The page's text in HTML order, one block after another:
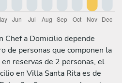
Chef a Domicilio depende
de personas que componen la
reservas de 2 personas, el
en Villa Santa Rita es de